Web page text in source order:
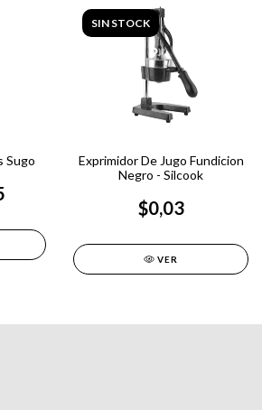
Sugo
SIN STOCK
Exprimidor De Jugo Fundicion
Negro - Silcook
$0,03
VER